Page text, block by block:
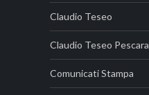
Claudio Teseo
Claudio Teseo Pescara
Comunicati Stampa